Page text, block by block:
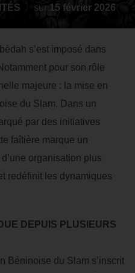
sur 15 février 2026
s’est imposé dans
pour son rôle
majeure : la mise en
du Slam. Dans un
par des initiatives
faîtière marque un
organisation plus
redéfinit les dynamiques
DEPUIS PLUSIEURS
Béninoise du Slam s’inscrit